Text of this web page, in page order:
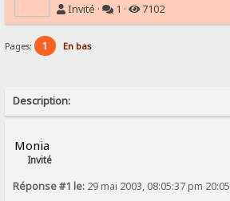
Invité · 1 · 7102
Pages: 1 En bas
Description:
Monia
Invité
Réponse #1 le: 29 mai 2003, 08:05:37 pm 20:05